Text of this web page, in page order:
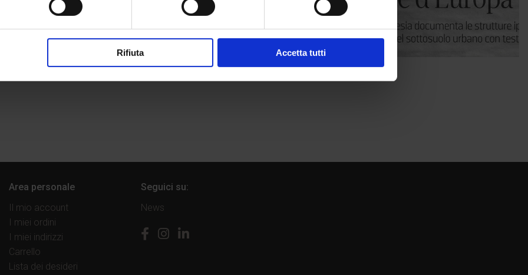
Rifiuta Accetta tutti
Mattino di Padova
Area personale
Il mio account
I miei ordini
I miei indirizzi
Carrello
Lista dei desideri
Seguici su:
News